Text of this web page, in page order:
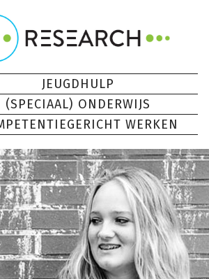
JEUGDHULP
(SPECIAAL) ONDERWIJS
WERKEN